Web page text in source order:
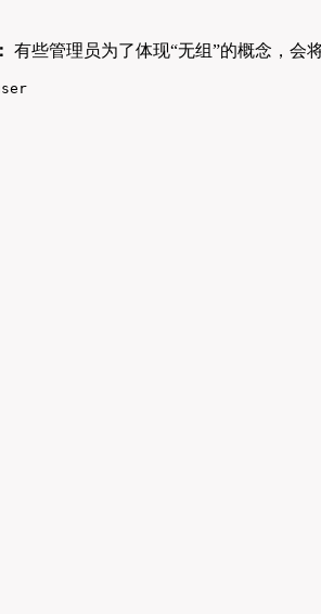
有些管理员为了体现“无组”的概念，会